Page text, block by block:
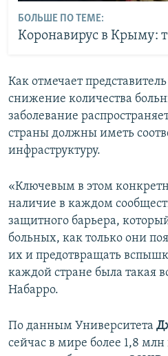
БОЛЬШЕ ПО ТЕМЕ:
Коронавирус в Крыму:
Как отмечает
снижение количества
заболевание
страны должны иметь
инфраструктуру.
«Ключевым в этом
наличие в каждом
защитного барьера,
больных, как только они
их и предотвращать
каждой стране была такая
Набарро.
По данным Университета
сейчас в мире более 1,8